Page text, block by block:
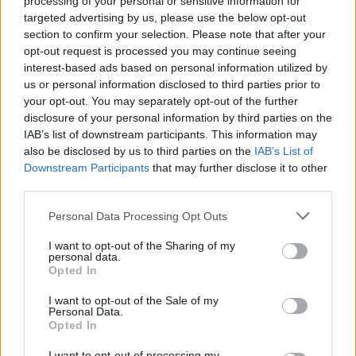
targeted advertising by us, please use the below opt-out
section to confirm your selection. Please note that after your
opt-out request is processed you may continue seeing
interest-based ads based on personal information utilized by
us or personal information disclosed to third parties prior to
your opt-out. You may separately opt-out of the further
disclosure of your personal information by third parties on the
IAB’s list of downstream participants. This information may
also be disclosed by us to third parties on the IAB’s List of
Downstream Participants that may further disclose it to other
Personal Data Processing Opt Outs
I want to opt-out of the Sharing of my
personal data.
Opted In
I want to opt-out of the Sale of my
Personal Data.
Opted In
kariery spędził on w Chinach, reprezentując między
innymi Edward Gaming u boku późniejszych mistrzów
świata. Nauczki zaserwowane przez tę dwójkę
zawodnikom z największych lig nie byłyby zatem
wielkim zaskoczeniem.
FlyQuest – LCS #2
Gabriël "Bwipo" Rau
Kacper " Inspired" Słoma
Jensen " Jensen
Fahad "Massu" Abdulmalek